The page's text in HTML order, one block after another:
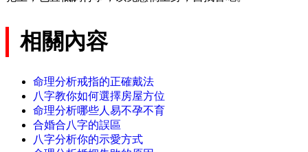
相關內容
命理分析戒指的正確戴法
八字教你如何選擇房屋方位
命理分析哪些人易不孕不育
合婚合八字的誤區
八字分析你的示愛方式